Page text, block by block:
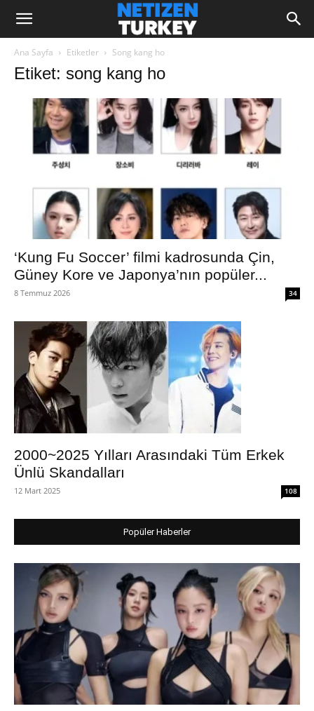
Ana Sayfa Etiketler Song kang ho
Etiket: song kang ho
‘Kung Fu Soccer’ filmi kadrosunda Çin,
Güney Kore ve Japonya’nın popüler...
8 Temmuz 2026 34
2000~2025 Yılları Arasındaki Tüm Erkek
Ünlü Skandalları
12 Mart 2025 108
Popüler Haberler